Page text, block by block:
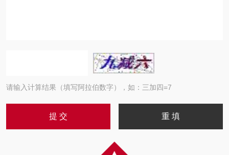
请输入计算结果（填写阿拉伯数字），如：三加四=7